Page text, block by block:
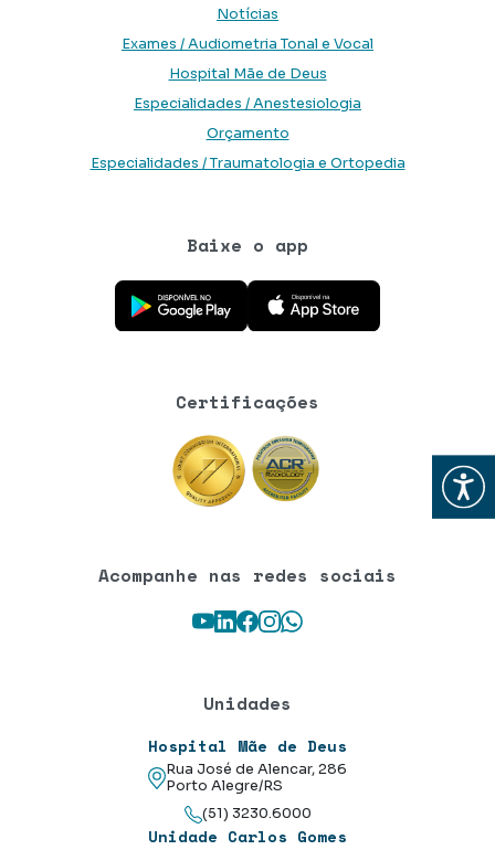
Abrir
Notícias
Exames / Audiometria Tonal e Vocal
Hospital Mãe de Deus
Especialidades / Anestesiologia
Orçamento
Especialidades / Traumatologia e Ortopedia
Baixe o app
Baixe o aplicativo na Google Play Store
Baixe o aplicativo na App Store
Certificações
Acompanhe nas redes sociais
Youtube
LinkedIn
Facebook
Instagram
WhatsApp
Unidades
Hospital Mãe de Deus
Rua José de Alencar, 286
Porto Alegre/RS
(51) 3230.6000
Unidade Carlos Gomes